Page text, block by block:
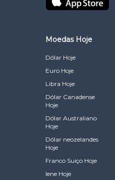
Moedas Hoje
Dólar Hoje
Euro Hoje
Libra Hoje
Dólar Canadense
Hoje
Dólar Australiano
Hoje
Dólar neozelandes
Hoje
Franco Suiço Hoje
Iene Hoje